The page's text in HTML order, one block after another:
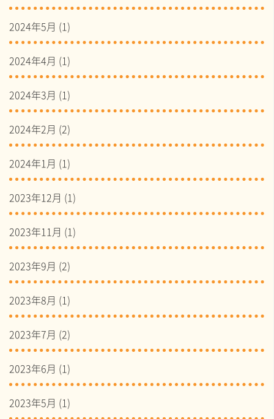
2024年5月 (1)
2024年4月 (1)
2024年3月 (1)
2024年2月 (2)
2024年1月 (1)
2023年12月 (1)
2023年11月 (1)
2023年9月 (2)
2023年8月 (1)
2023年7月 (2)
2023年6月 (1)
2023年5月 (1)